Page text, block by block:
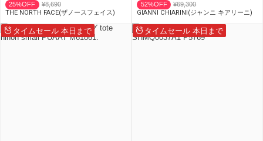
25%OFF
¥8,690
THE NORTH FACE(ザノースフェイス)
52%OFF
¥69,300
GIANNI CHIARINI(ジャンニ キアリーニ)
タイムセール 本日まで タイムセール 本日まで